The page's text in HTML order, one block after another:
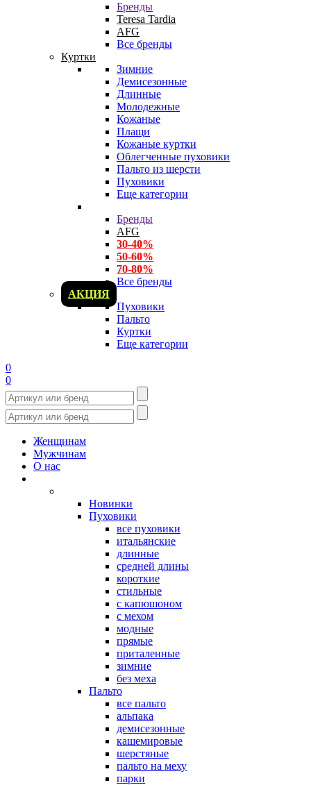
Бренды
Teresa Tardia
AFG
Все бренды
Куртки
Зимние
Демисезонные
Длинные
Молодежные
Кожаные
Плащи
Кожаные куртки
Облегченные пуховики
Пальто из шерсти
Пуховики
Еще категории
Бренды
AFG
30-40%
50-60%
70-80%
Все бренды
АКЦИЯ
Пуховики
Пальто
Куртки
Еще категории
0
0
Женщинам
Мужчинам
О нас
Новинки
Пуховики
все пуховики
итальянские
длинные
средней длины
короткие
стильные
с капюшоном
с мехом
модные
прямые
приталенные
зимние
без меха
Пальто
все пальто
альпака
демисезонные
кашемировые
шерстяные
пальто на меху
парки